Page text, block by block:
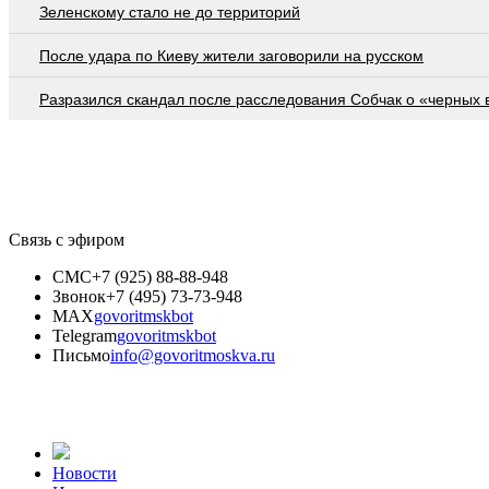
Зеленскому стало не до территорий
После удара по Киеву жители заговорили на русском
Разразился скандал после расследования Собчак о «черных
Связь с эфиром
СМС+7 (925) 88-88-948
Звонок+7 (495) 73-73-948
MAXgovoritmskbot
Telegramgovoritmskbot
Письмоinfo@govoritmoskva.ru
Новости